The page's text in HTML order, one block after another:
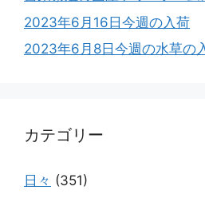
2023年6月16日今週の入荷
2023年6月8日今週の水草の
カテゴリー
日々 (351)